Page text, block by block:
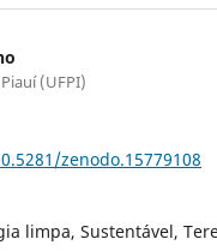
(UFPI)
zenodo.15779108
limpa, Sustentável,